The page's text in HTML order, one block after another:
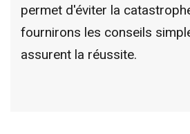
permet d'éviter la
fournirons les conseils
assurent la réussite.